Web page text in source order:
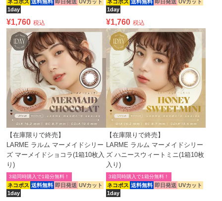
ネコポス 送料無料 即日発送 UVカット
1day
¥1,760 税込
ネコポス 送料無料 即日発送 UVカット
1day
¥1,760 税込
【在庫限りで終売】
LARME ラルム マーメイドシリー
ズ マーメイドショコラ(1箱10枚入
り)
ネコポス 送料無料 即日発送 UVカット
1day
3箱同時購入で1箱分無料！
【在庫限りで終売】
LARME ラルム マーメイドシリー
ズ ハニースウィートミニ(1箱10枚
入り)
ネコポス 送料無料 即日発送 UVカット
1day
3箱同時購入で1箱分無料！